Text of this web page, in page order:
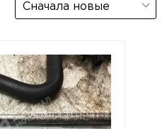
Сначала новые